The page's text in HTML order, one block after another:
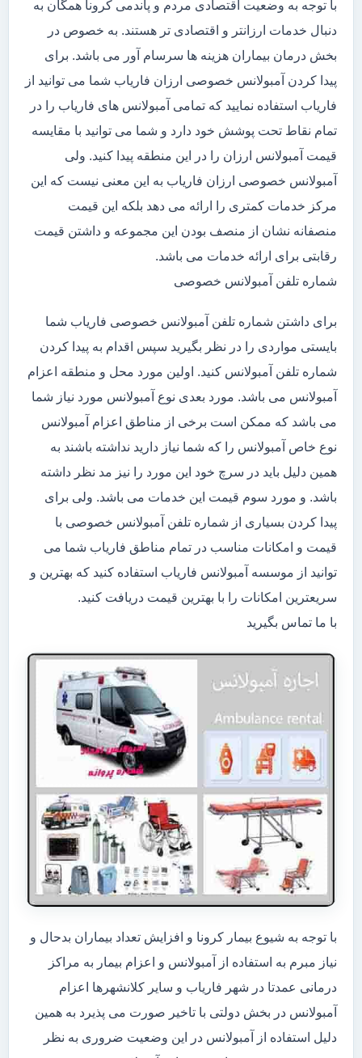
با توجه به وضعیت اقتصادی مردم و پاندمی کرونا همگان به
دنبال خدمات ارزانتر و اقتصادی تر هستند. به خصوص در
بخش درمان بیماران هزینه ها سرسام آور می باشد. برای
پیدا کردن آمبولانس خصوصی ارزان فاریاب شما می توانید از
فاریاب استفاده نمایید که تمامی آمبولانس های فاریاب را در
تمام نقاط تحت پوشش خود دارد و شما می توانید با مقایسه
قیمت آمبولانس ارزان را در این منطقه پیدا کنید. ولی
آمبولانس خصوصی ارزان فاریاب به این معنی نیست که این
مرکز خدمات کمتری را ارائه می دهد بلکه این قیمت
منصفانه نشان از منصف بودن این مجموعه و داشتن قیمت
رقابتی برای ارائه خدمات می باشد.
شماره تلفن آمبولانس خصوصی
برای داشتن شماره تلفن آمبولانس خصوصی فاریاب شما
بایستی مواردی را در نظر بگیرید سپس اقدام به پیدا کردن
شماره تلفن آمبولانس کنید. اولین مورد محل و منطقه اعزام
آمبولانس می باشد. مورد بعدی نوع آمبولانس مورد نیاز شما
می باشد که ممکن است برخی از مناطق اعزام آمبولانس
نوع خاص آمبولانس را که شما نیاز دارید نداشته باشند به
همین دلیل باید در سرچ خود این مورد را نیز مد نظر داشته
باشد. و مورد سوم قیمت این خدمات می باشد. ولی برای
پیدا کردن بسیاری از شماره تلفن آمبولانس خصوصی با
قیمت و امکانات مناسب در تمام مناطق فاریاب شما می
توانید از موسسه آمبولانس فاریاب استفاده کنید که بهترین و
سریعترین امکانات را با بهترین قیمت دریافت کنید.
با ما تماس بگیرید
با توجه به شیوع بیمار کرونا و افزایش تعداد بیماران بدحال و
نیاز مبرم به استفاده از آمبولانس و اعزام بیمار به مراکز
درمانی عمدتا در شهر فاریاب و سایر کلانشهرها اعزام
آمبولانس در بخش دولتی با تاخیر صورت می پذیرد به همین
دلیل استفاده از آمبولانس در این وضعیت ضروری به نظر